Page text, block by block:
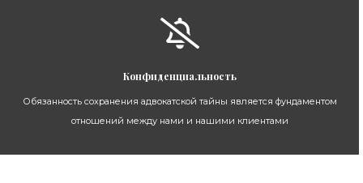
Конфиденциальность
Обязанность сохранения адвокатской тайны является фундаментом
отношений между нами и нашими клиентами